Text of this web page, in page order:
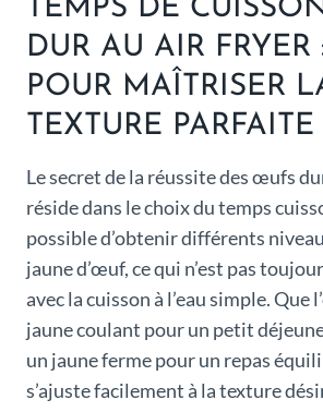
TEMPS DE
DUR AU AIR FRYER
POUR MAÎTRISER
TEXTURE PARFAITE
Le secret de la réussite des œufs
réside dans le choix du temps
possible d’obtenir différents
jaune d’œuf, ce qui n’est pas
avec la cuisson à l’eau simple. Que
jaune coulant pour un petit
un jaune ferme pour un repas
s’ajuste facilement à la texture